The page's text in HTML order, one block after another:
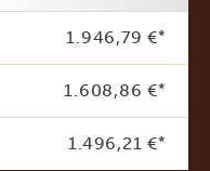
1.946,79 €*
1.608,86 €*
1.496,21 €*